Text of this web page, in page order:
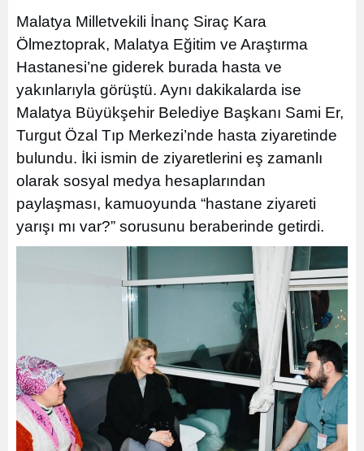
Malatya Milletvekili İnanç Siraç Kara
Ölmeztoprak, Malatya Eğitim ve Araştırma
Hastanesi’ne giderek burada hasta ve
yakınlarıyla görüştü. Aynı dakikalarda ise
Malatya Büyükşehir Belediye Başkanı Sami Er,
Turgut Özal Tıp Merkezi’nde hasta ziyaretinde
bulundu. İki ismin de ziyaretlerini eş zamanlı
olarak sosyal medya hesaplarından
paylaşması, kamuoyunda “hastane ziyareti
yarışı mı var?” sorusunu beraberinde getirdi.